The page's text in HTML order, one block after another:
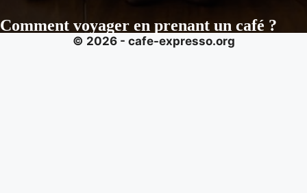
Comment voyager en prenant un café ?
© 2026 - cafe-expresso.org